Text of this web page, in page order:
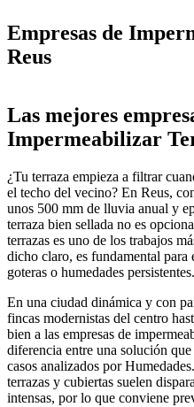
Empresas de
Reus
+
−
Las mejores
Impermeabilizar
¿Tu terraza empieza a filtrar
el techo del vecino? En Reus,
unos 500 mm de lluvia anual y
terraza bien sellada no es
terrazas es uno de los trabajos
dicho claro, es fundamental
goteras o humedades persistentes.
En una ciudad dinámica y con
fincas modernistas del centro
bien a las empresas de
diferencia entre una solución
casos analizados por
terrazas y cubiertas suelen
intensas, por lo que conviene